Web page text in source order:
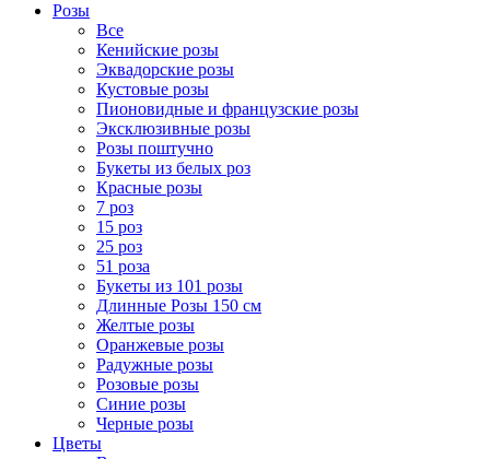
Розы
Все
Кенийские розы
Эквадорские розы
Кустовые розы
Пионовидные и французские розы
Эксклюзивные розы
Розы поштучно
Букеты из белых роз
Красные розы
7 роз
15 роз
25 роз
51 роза
Букеты из 101 розы
Длинные Розы 150 см
Желтые розы
Оранжевые розы
Радужные розы
Розовые розы
Синие розы
Черные розы
Цветы